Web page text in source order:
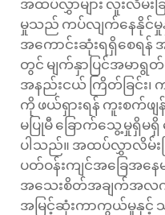
အထပ်လွှာများ လူးလိမ်းခ
မှုသည် ကပ်လျက်နေနိုင်မှု
အကောင်းဆုံးရရှိစေရန်
တွင် မျက်နှာပြင်အမာရွ
အနည်းငယ် ကြိတ်ခြင်း၊
ကို ဖယ်ရှားရန် ကူးစက်ဖျ
မပြုမီ ခြောက်သွေ့မှုရှိမရှိ
ပါသည်။ အထပ်လွှာလိမ်းခ
ပတ်ဝန်းကျင်အခြေအ
အသေးစိတ်အချက်အလက်မ
အမြင့်ဆုံးကာကွယ်မှုနှင့်